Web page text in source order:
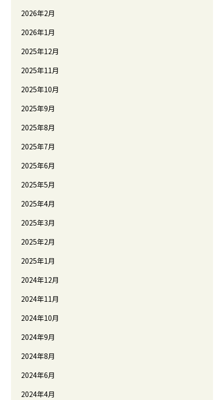
2026年2月
2026年1月
2025年12月
2025年11月
2025年10月
2025年9月
2025年8月
2025年7月
2025年6月
2025年5月
2025年4月
2025年3月
2025年2月
2025年1月
2024年12月
2024年11月
2024年10月
2024年9月
2024年8月
2024年6月
2024年4月